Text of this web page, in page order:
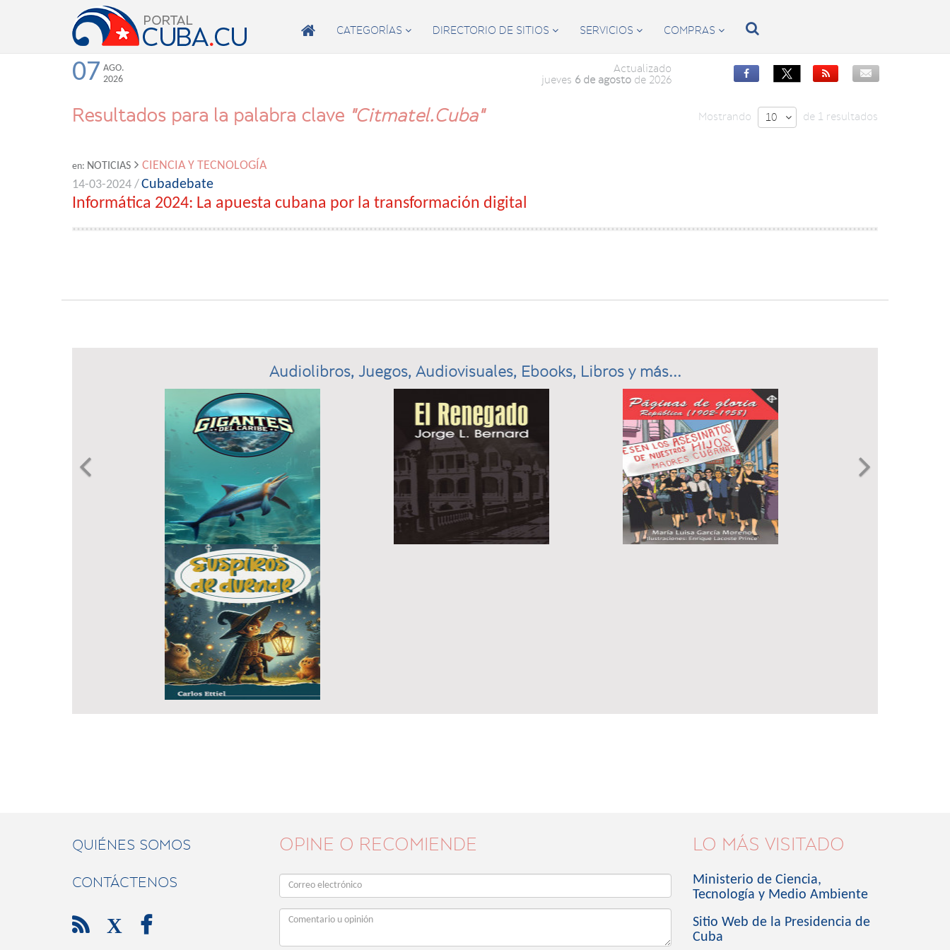
 CATEGORÍAS  DIRECTORIO DE SITIOS  SERVICIOS  COMPRAS  
07 AGO.
2026
Actualizado
jueves 6 de agostode 2026


Resultados para la palabra clave "Citmatel.cuba" Mostrando 10  de 1 resultados
en: NOTICIAS
CIENCIA Y TECNOLOGÍA
14-03-2024 /Cubadebate
Informática 2024: La apuesta cubana por la transformación digital
Audiolibros, Juegos, Audiovisuales, Ebooks, Libros y más...
Previous 
QUIÉNES SOMOS
CONTÁCTENOS
 X 
OPINE O RECOMIENDE LO MÁS VISITADO
Ministerio de Ciencia,
Tecnología y Medio Ambiente
Sitio Web de la Presidencia de
Cuba